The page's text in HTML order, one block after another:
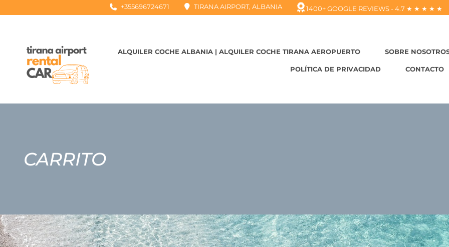
1400+ GOOGLE REVIEWS - 4.7 ★ ★ ★ ★ ★
TIRANA AIRPORT, ALBANIA
+355696724671
ALQUILER COCHE ALBANIA | ALQUILER COCHE TIRANA AEROPUERTO SOBRE
POLÍTICA DE PRIVACIDAD CONTACTO
CARRITO